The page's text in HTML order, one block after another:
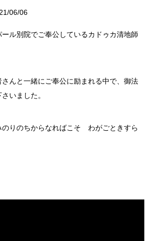
06/06
ル別院でご奉公しているカドゥカ清地師
んと一緒にご奉公に励まれる中で、御法
いました。
のりのちからなればこそ わがごときすら